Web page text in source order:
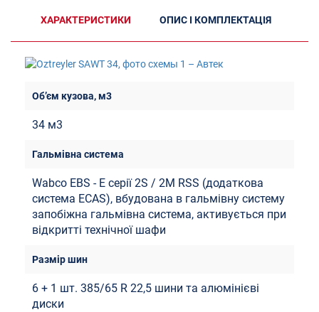
ХАРАКТЕРИСТИКИ ОПИС І КОМПЛЕКТАЦІЯ
34 м3
Wabco EBS - E серії 2S / 2M RSS (додаткова
система ECAS), вбудована в гальмівну систему
запобіжна гальмівна система, активується при
відкритті технічної шафи
6 + 1 шт. 385/65 R 22,5 шини та алюмінієві
диски